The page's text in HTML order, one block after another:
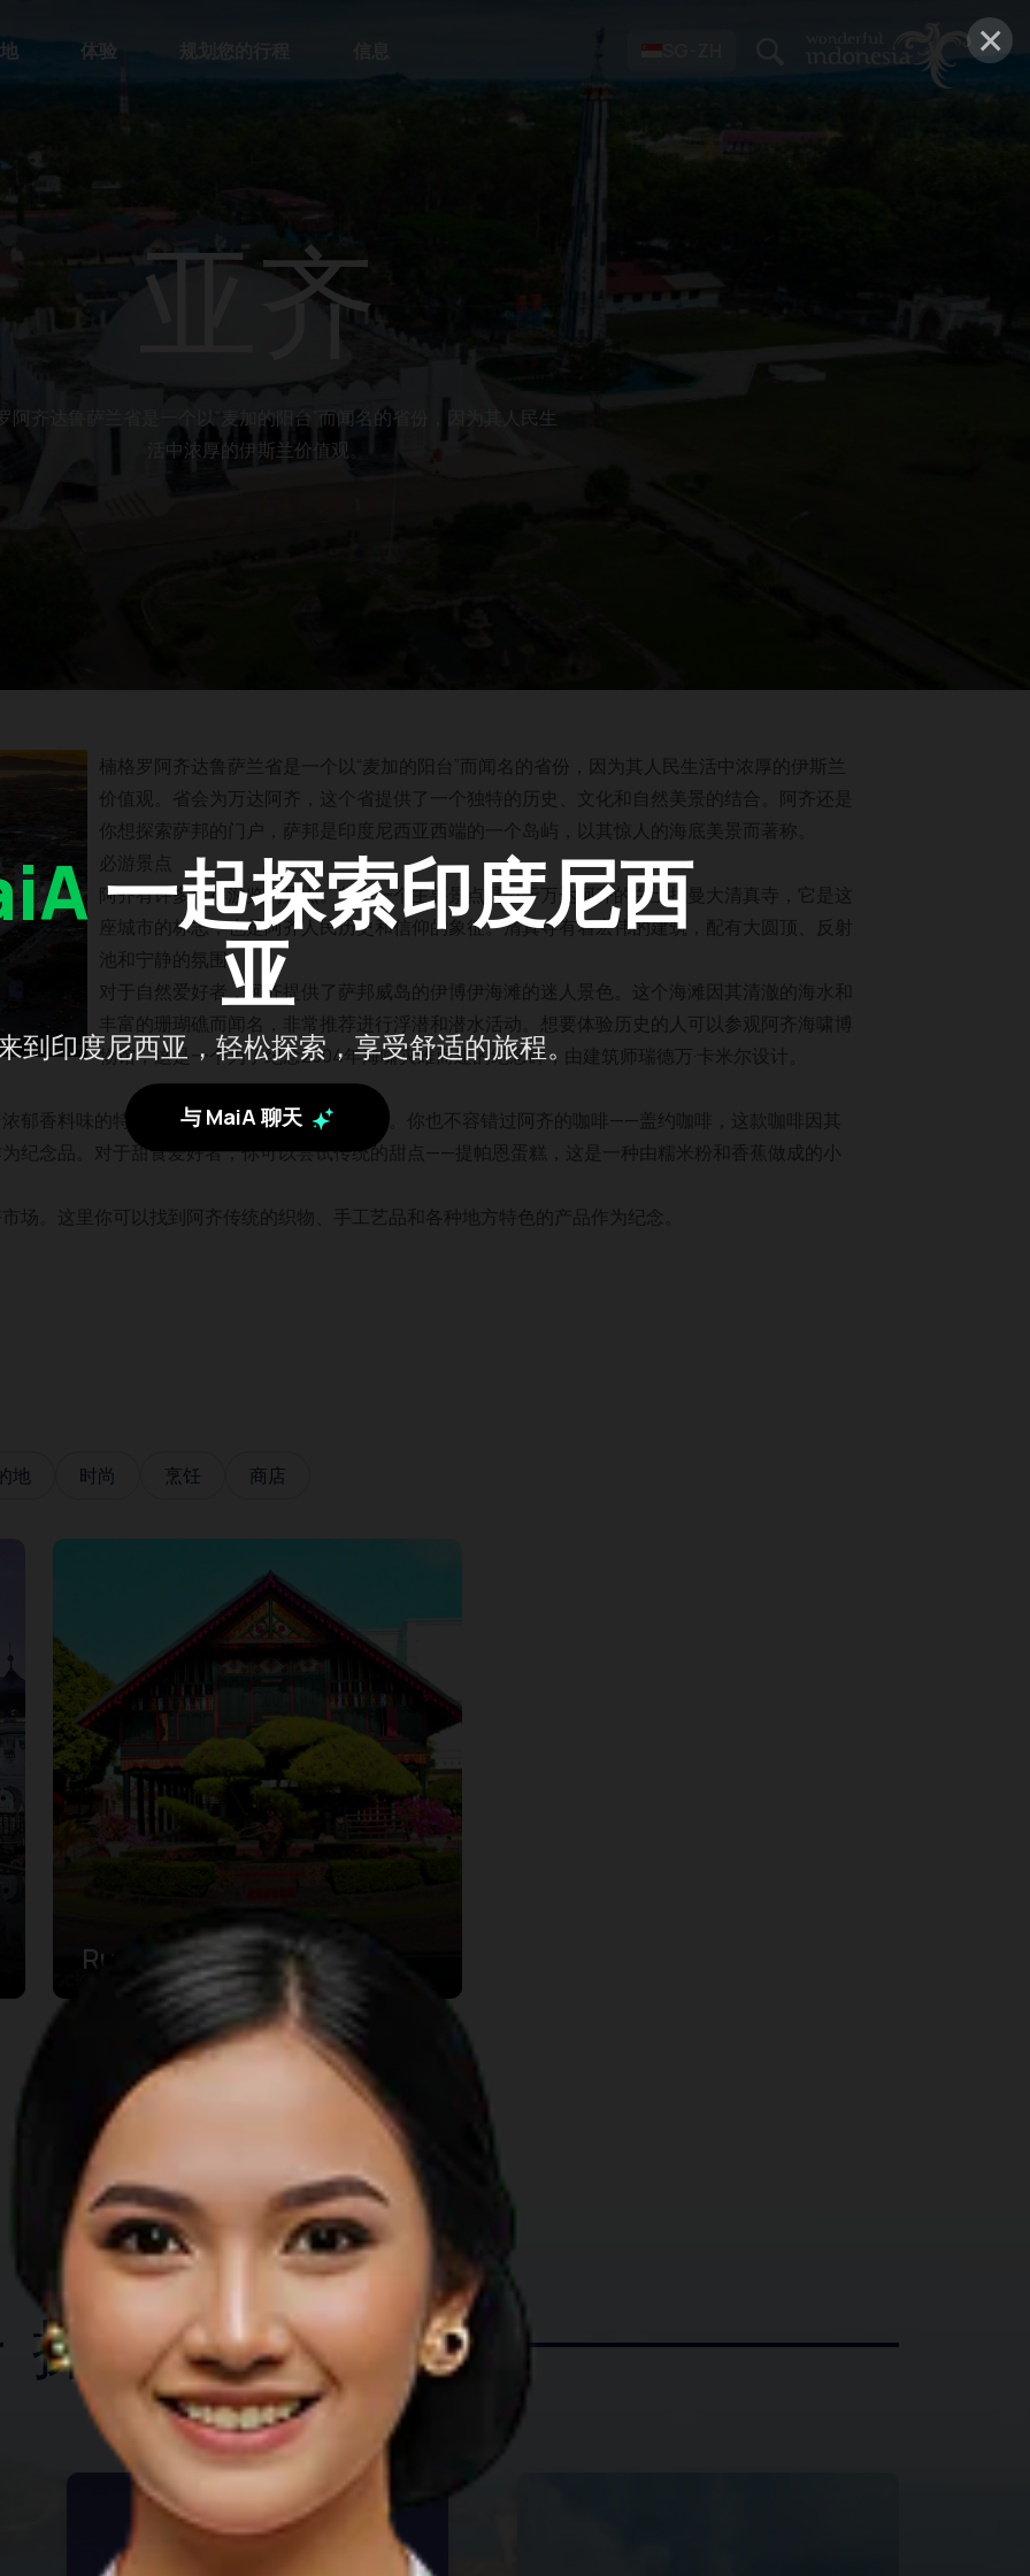
×
一起探索印度尼西
亚
到印度尼西亚，轻松探索，享受舒适的旅程。
与 MaiA 聊天
体验 SG-ZH
亚齐
阿齐达鲁萨兰省是一个以“麦加的阳台”而闻名的省份，因为其人民生
活中浓厚的伊斯兰价值观。
楠格罗阿齐达鲁萨兰省是一个以“麦加的阳台”而闻名的省份，因为其人民生活中浓厚的伊斯兰
价值观。省会为万达阿齐，这个省提供了一个独特的历史、文化和自然美景的结合。阿齐还是
你想探索萨邦的门户，萨邦是印度尼西亚西端的一个岛屿，以其惊人的海底美景而著称。
必游景点
阿齐有许多值得游览的景点。其中一个主要景点是位于万达阿齐的白土拉曼大清真寺，它是这
座城市的标志，也是阿齐人民历史和信仰的象征。清真寺有着宏伟的建筑，配有大圆顶、反射
池和宁静的氛围。
对于自然爱好者，阿齐提供了萨邦威岛的伊博伊海滩的迷人景色。这个海滩因其清澈的海水和
丰富的珊瑚礁而闻名，非常推荐进行浮潜和潜水活动。想要体验历史的人可以参观阿齐海啸博
物馆，这是一个为了纪念2004年海啸灾难而建的纪念碑，由建筑师瑞德万·卡米尔设计。
郁香料味的特色美食，配有肉类、海鲜或螃蟹。你也不容错过阿齐的咖啡——盖约咖啡，这款咖啡因其
纪念品。对于甜食爱好者，你可以尝试传统的甜点——提帕恩蛋糕，这是一种由糯米粉和香蕉做成的小
场。这里你可以找到阿齐传统的织物、手工艺品和各种地方特色的产品作为纪念。
地 时尚 烹饪 商店
Rumoh Acèh
最值得做的事情
探索另一个省份